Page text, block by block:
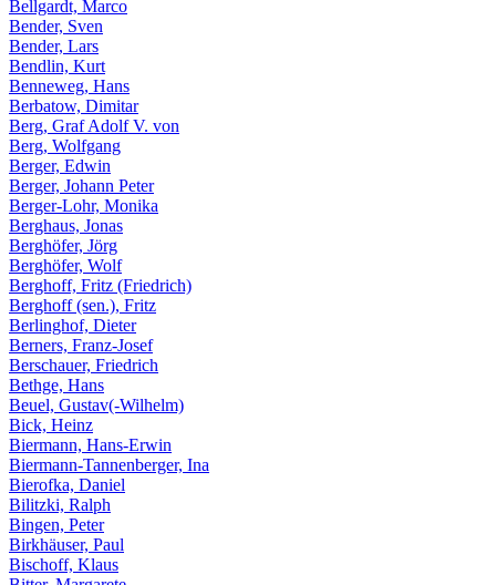
Bellgardt, Marco
Bender, Sven
Bender, Lars
Bendlin, Kurt
Benneweg, Hans
Berbatow, Dimitar
Berg, Graf Adolf V. von
Berg, Wolfgang
Berger, Edwin
Berger, Johann Peter
Berger-Lohr, Monika
Berghaus, Jonas
Berghöfer, Jörg
Berghöfer, Wolf
Berghoff, Fritz (Friedrich)
Berghoff (sen.), Fritz
Berlinghof, Dieter
Berners, Franz-Josef
Berschauer, Friedrich
Bethge, Hans
Beuel, Gustav(-Wilhelm)
Bick, Heinz
Biermann, Hans-Erwin
Biermann-Tannenberger, Ina
Bierofka, Daniel
Bilitzki, Ralph
Bingen, Peter
Birkhäuser, Paul
Bischoff, Klaus